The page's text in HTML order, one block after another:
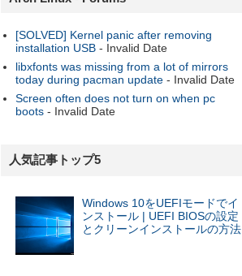
[SOLVED] Kernel panic after removing
installation USB- Invalid Date
libxfonts was missing from a lot of mirrors
today during pacman update- Invalid Date
Screen often does not turn on when pc
boots- Invalid Date
人気記事トップ5
Windows 10をUEFIモードでイ
ンストール | UEFI BIOSの設定
とクリーンインストールの方法